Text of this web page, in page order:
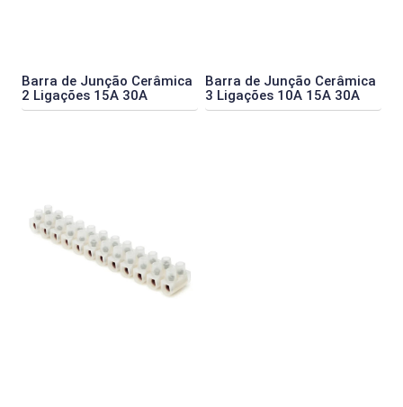
Barra de Junção Cerâmica
2 Ligações 15A 30A
Barra de Junção Cerâmica
3 Ligações 10A 15A 30A